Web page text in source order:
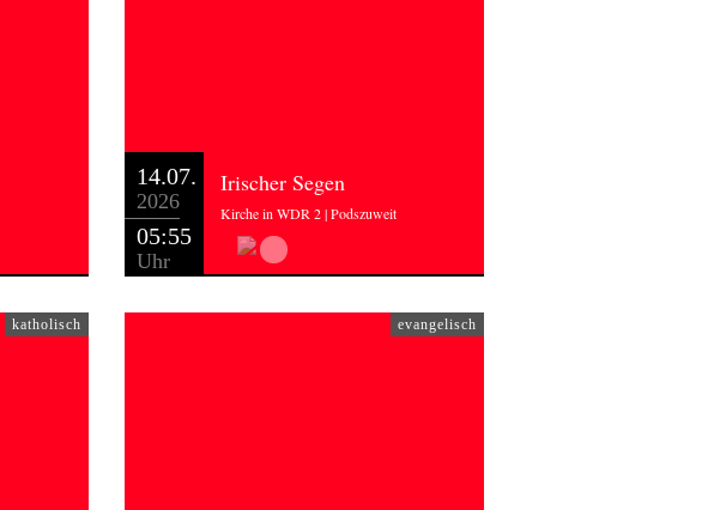
14.07.
2026
05:55
Uhr
Irischer Segen
Kirche in WDR 2 | Podszuweit
katholisch evangelisch